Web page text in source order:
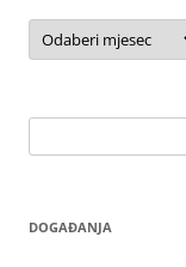
Arhiva
DOGAĐANJA